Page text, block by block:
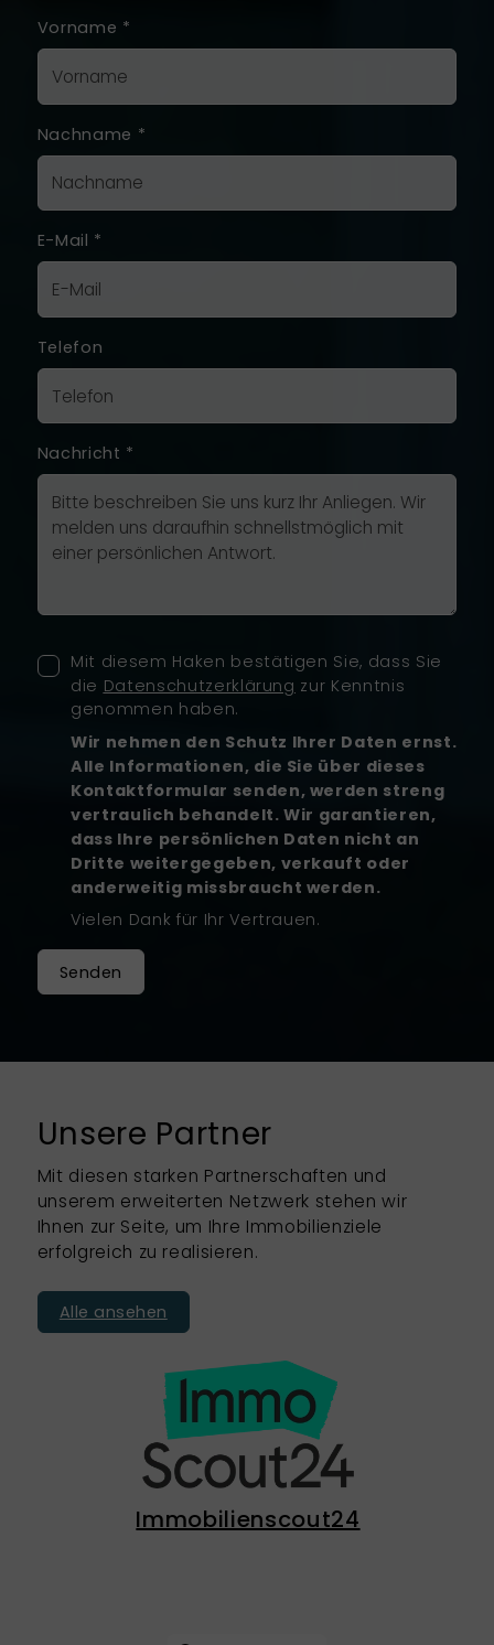
Vorname *
Nachname *
E-Mail *
Telefon
Nachricht *
Mit diesem Haken bestätigen Sie, dass Sie
die Datenschutzerklärung zur Kenntnis
genommen haben.
Wir nehmen den Schutz Ihrer Daten ernst.
Alle Informationen, die Sie über dieses
Kontaktformular senden, werden streng
vertraulich behandelt. Wir garantieren,
dass Ihre persönlichen Daten nicht an
Dritte weitergegeben, verkauft oder
anderweitig missbraucht werden.
Vielen Dank für Ihr Vertrauen.
Senden
Unsere Partner
Mit diesen starken Partnerschaften und
unserem erweiterten Netzwerk stehen wir
Ihnen zur Seite, um Ihre Immobilienziele
erfolgreich zu realisieren.
Alle ansehen
Immobilienscout24